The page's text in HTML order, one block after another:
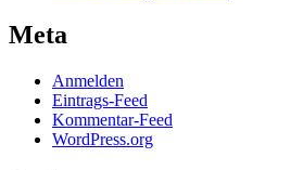
Meta
Anmelden
Eintrags-Feed
Kommentar-Feed
WordPress.org